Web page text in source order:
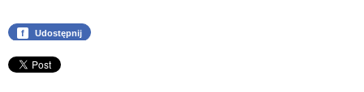
f Udostępnij